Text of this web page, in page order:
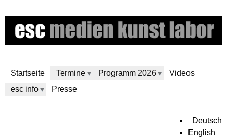
zum
Inhalt
Startseite Termine Programm 2026
Videos
esc info
Presse
Deutsch
English